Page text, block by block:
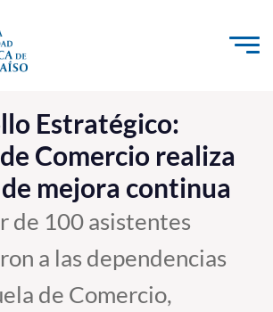
al contenido
e Innovación
Medio
Estratégico:
Comercio realiza
mejora continua
de 100 asistentes
a las dependencias
de Comercio,